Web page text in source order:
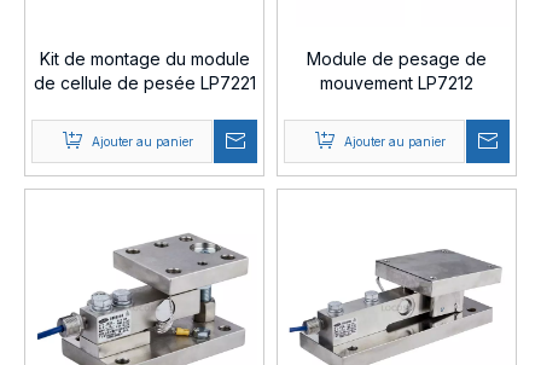
Kit de montage du module
de cellule de pesée LP7221
Ajouter au panier
Module de pesage de
mouvement LP7212
Ajouter au panier